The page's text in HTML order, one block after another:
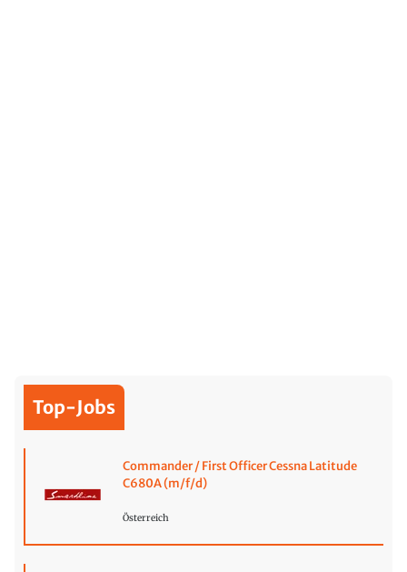
Top-Jobs
Commander / First Officer Cessna Latitude
C680A (m/f/d)
Österreich